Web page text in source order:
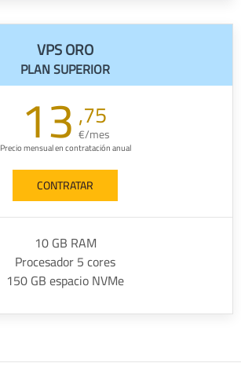
VPS ORO
PLAN SUPERIOR
13 ,75
€/mes
Precio mensual en contratación anual
CONTRATAR
10 GB RAM
Procesador 5 cores
150 GB espacio NVMe